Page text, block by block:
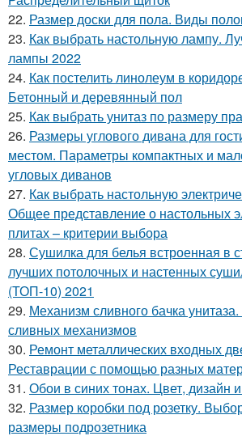
22. Размер доски для пола. Виды
23. Как выбрать настольную лампу.
лампы 2022
24. Как постелить линолеум в
Бетонный и деревянный пол
25. Как выбрать унитаз по размеру
26. Размеры углового дивана для
местом. Параметры компактных и
угловых диванов
27. Как выбрать настольную
Общее представление о настольных
плитах – критерии выбора
28. Сушилка для белья встроенная в
лучших потолочных и настенных
(ТОП-10) 2021
29. Механизм сливного бачка
сливных механизмов
30. Ремонт металлических входных
Реставрации с помощью разных
31. Обои в синих тонах. Цвет, дизайн
32. Размер коробки под розетку.
размеры подрозетника